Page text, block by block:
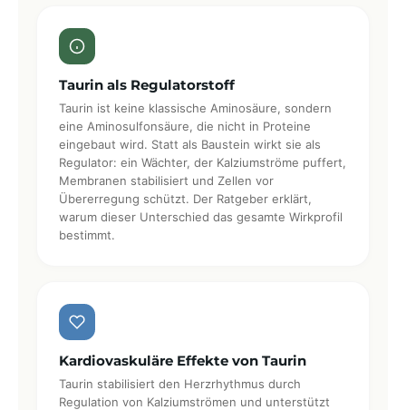
Taurin als Regulatorstoff
Taurin ist keine klassische Aminosäure, sondern
eine Aminosulfonsäure, die nicht in Proteine
eingebaut wird. Statt als Baustein wirkt sie als
Regulator: ein Wächter, der Kalziumströme puffert,
Membranen stabilisiert und Zellen vor
Übererregung schützt. Der Ratgeber erklärt,
warum dieser Unterschied das gesamte Wirkprofil
bestimmt.
Kardiovaskuläre Effekte von Taurin
Taurin stabilisiert den Herzrhythmus durch
Regulation von Kalziumströmen und unterstützt